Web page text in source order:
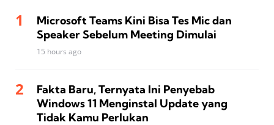
Microsoft Teams Kini Bisa Tes Mic dan
Speaker Sebelum Meeting Dimulai
15 hours ago
Fakta Baru, Ternyata Ini Penyebab
Windows 11 Menginstal Update yang
Tidak Kamu Perlukan